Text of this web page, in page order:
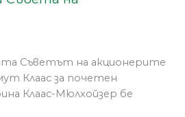
Съветът на акционерите
Клаас за почетен
Клаас-Мюлхойзер бе